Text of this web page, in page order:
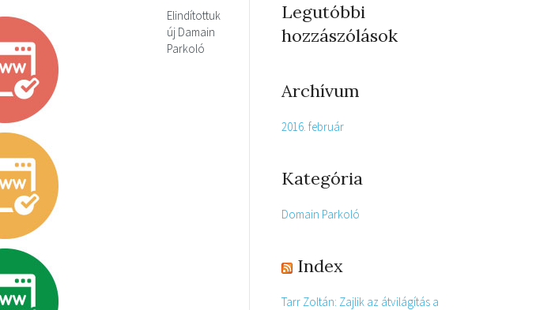
Elindítottuk
új Damain
Parkoló
Legutóbbi
hozzászólások
Archívum
2016. február
Kategória
Domain Parkoló
Index
Tarr Zoltán: Zajlik az átvilágítás a